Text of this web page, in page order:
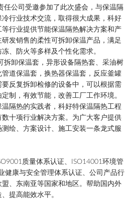
公司受邀参加了此次盛会，与保温隔
行业技术交流，取得很大成果，科好
行业提供节能保温隔热解决方案和产
发销售的柔性可拆卸保温产品，满足
、防火等多样及个性化需求。
拆卸保温套 ，异形设备隔热套 、采油树
管道保温套 ，换热器保温套，反应釜罐
反复拆卸检修的设备中，可以根据需
制，有效节能，改善工厂工作环境。
温隔热的实践者，科好特保温隔热工程
十项行业解决方案。为广大客户提供
绘、方案设计、施工安装一条龙式服
质量体系认证、ISO14001环境管
健康与安全管理体系认证、公司产品行
、东南亚等国家和地区。帮助国内外
提高能效水平。